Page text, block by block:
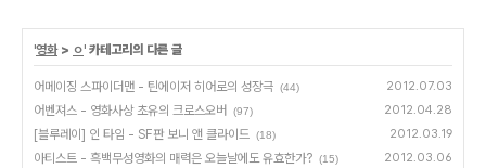
'영화> ㅇ' 카테고리의 다른 글
어메이징 스파이더맨 - 틴에이저 히어로의 성장극 (44) 2012.07.03
어벤져스 - 영화사상 초유의 크로스오버 (97) 2012.04.28
[블루레이] 인 타임 - SF판 보니 앤 클라이드 (18) 2012.03.19
아티스트 - 흑백무성영화의 매력은 오늘날에도 유효한가? (15) 2012.03.06